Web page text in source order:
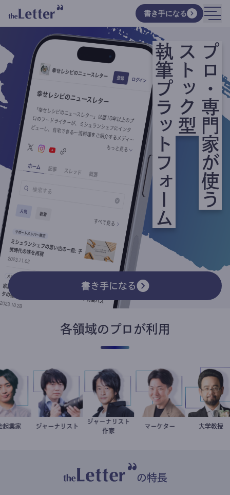
書き手になる
プロ・専門家が使う
ストック型
執筆プラットフォーム
書き手になる
各領域のプロが利用
駒崎弘樹
社会起業家 志葉玲
ジャーナリスト 鈴木エイト
ジャーナリスト
作家
室谷良平
マーケター 金谷一
大学教
の特長